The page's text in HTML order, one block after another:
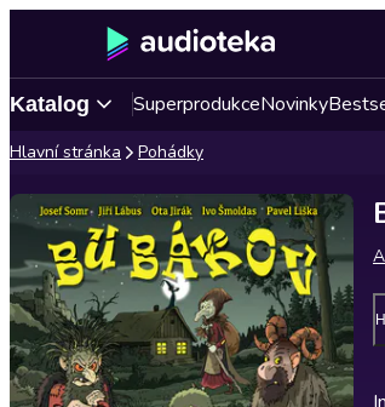
Katalog SuperprodukceNovinky
Hlavní stránka Pohádky